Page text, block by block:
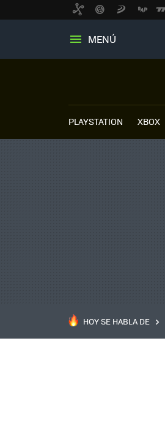
MENÚ
PLAYSTATION XBOX
HOY SE HABLA DE